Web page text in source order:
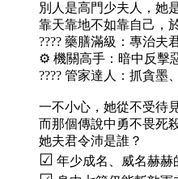
別人是高門少夫人，她
靠天靠地不如靠自己
???? 藥膳滿級：專治夫
⚙️ 機關高手：暗中反擊
???? 管家達人：抓貪墨
一不小心，她從不受待
而那個傳說中勇不畏死
她夫君令沛是誰？
☑ 年少成名、威名赫赫